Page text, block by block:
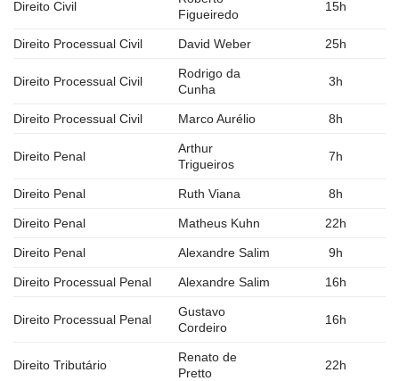
Direito Civil
Figueiredo
15h
Direito Processual Civil David Weber 25h
Direito Processual Civil
Rodrigo da
Cunha
3h
Direito Processual Civil Marco Aurélio 8h
Direito Penal
Arthur
Trigueiros
7h
Direito Penal Ruth Viana 8h
Direito Penal Matheus Kuhn 22h
Direito Penal Alexandre Salim 9h
Direito Processual Penal Alexandre Salim 16h
Direito Processual Penal
Gustavo
Cordeiro
16h
Direito Tributário
Renato de
Pretto
22h